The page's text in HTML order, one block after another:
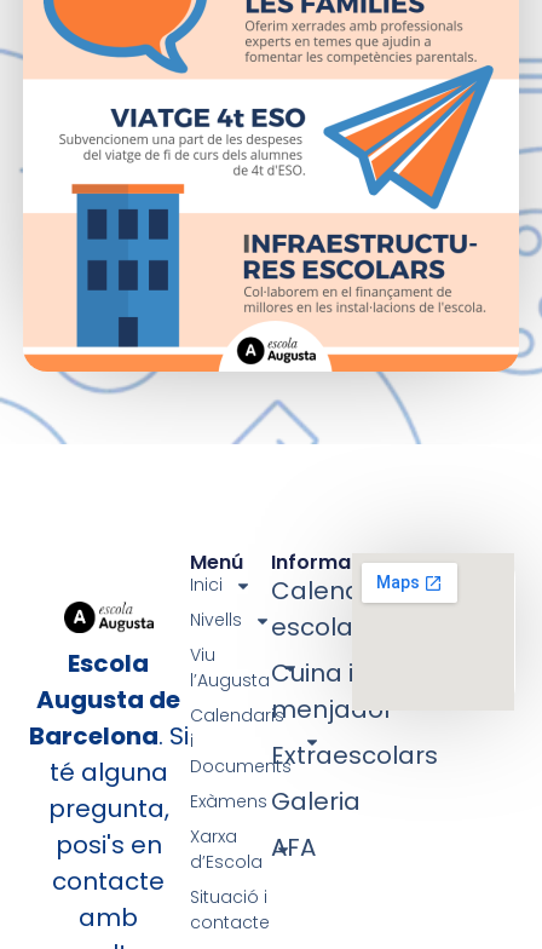
Escola
Augusta de
Barcelona. Si
té alguna
pregunta,
posi's en
contacte
amb
Informació
Calendari
escolar
Cuina i
menjador
Extraescolars
Galeria
AFA
Menú
Inici
Nivells
Viu
l’Augusta
Calendaris
i
Documents
Exàmens
Xarxa
d’Escola
Situació i
contacte